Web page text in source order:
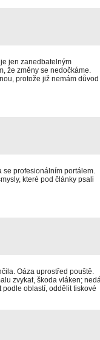
jen zanedbatelným
že změny se nedočkáme.
protože již nemám důvod
se profesionálním portálem.
které pod články psali
Oáza uprostřed pouště.
zvykat, škoda vláken;
oblastí, oddělit tiskové